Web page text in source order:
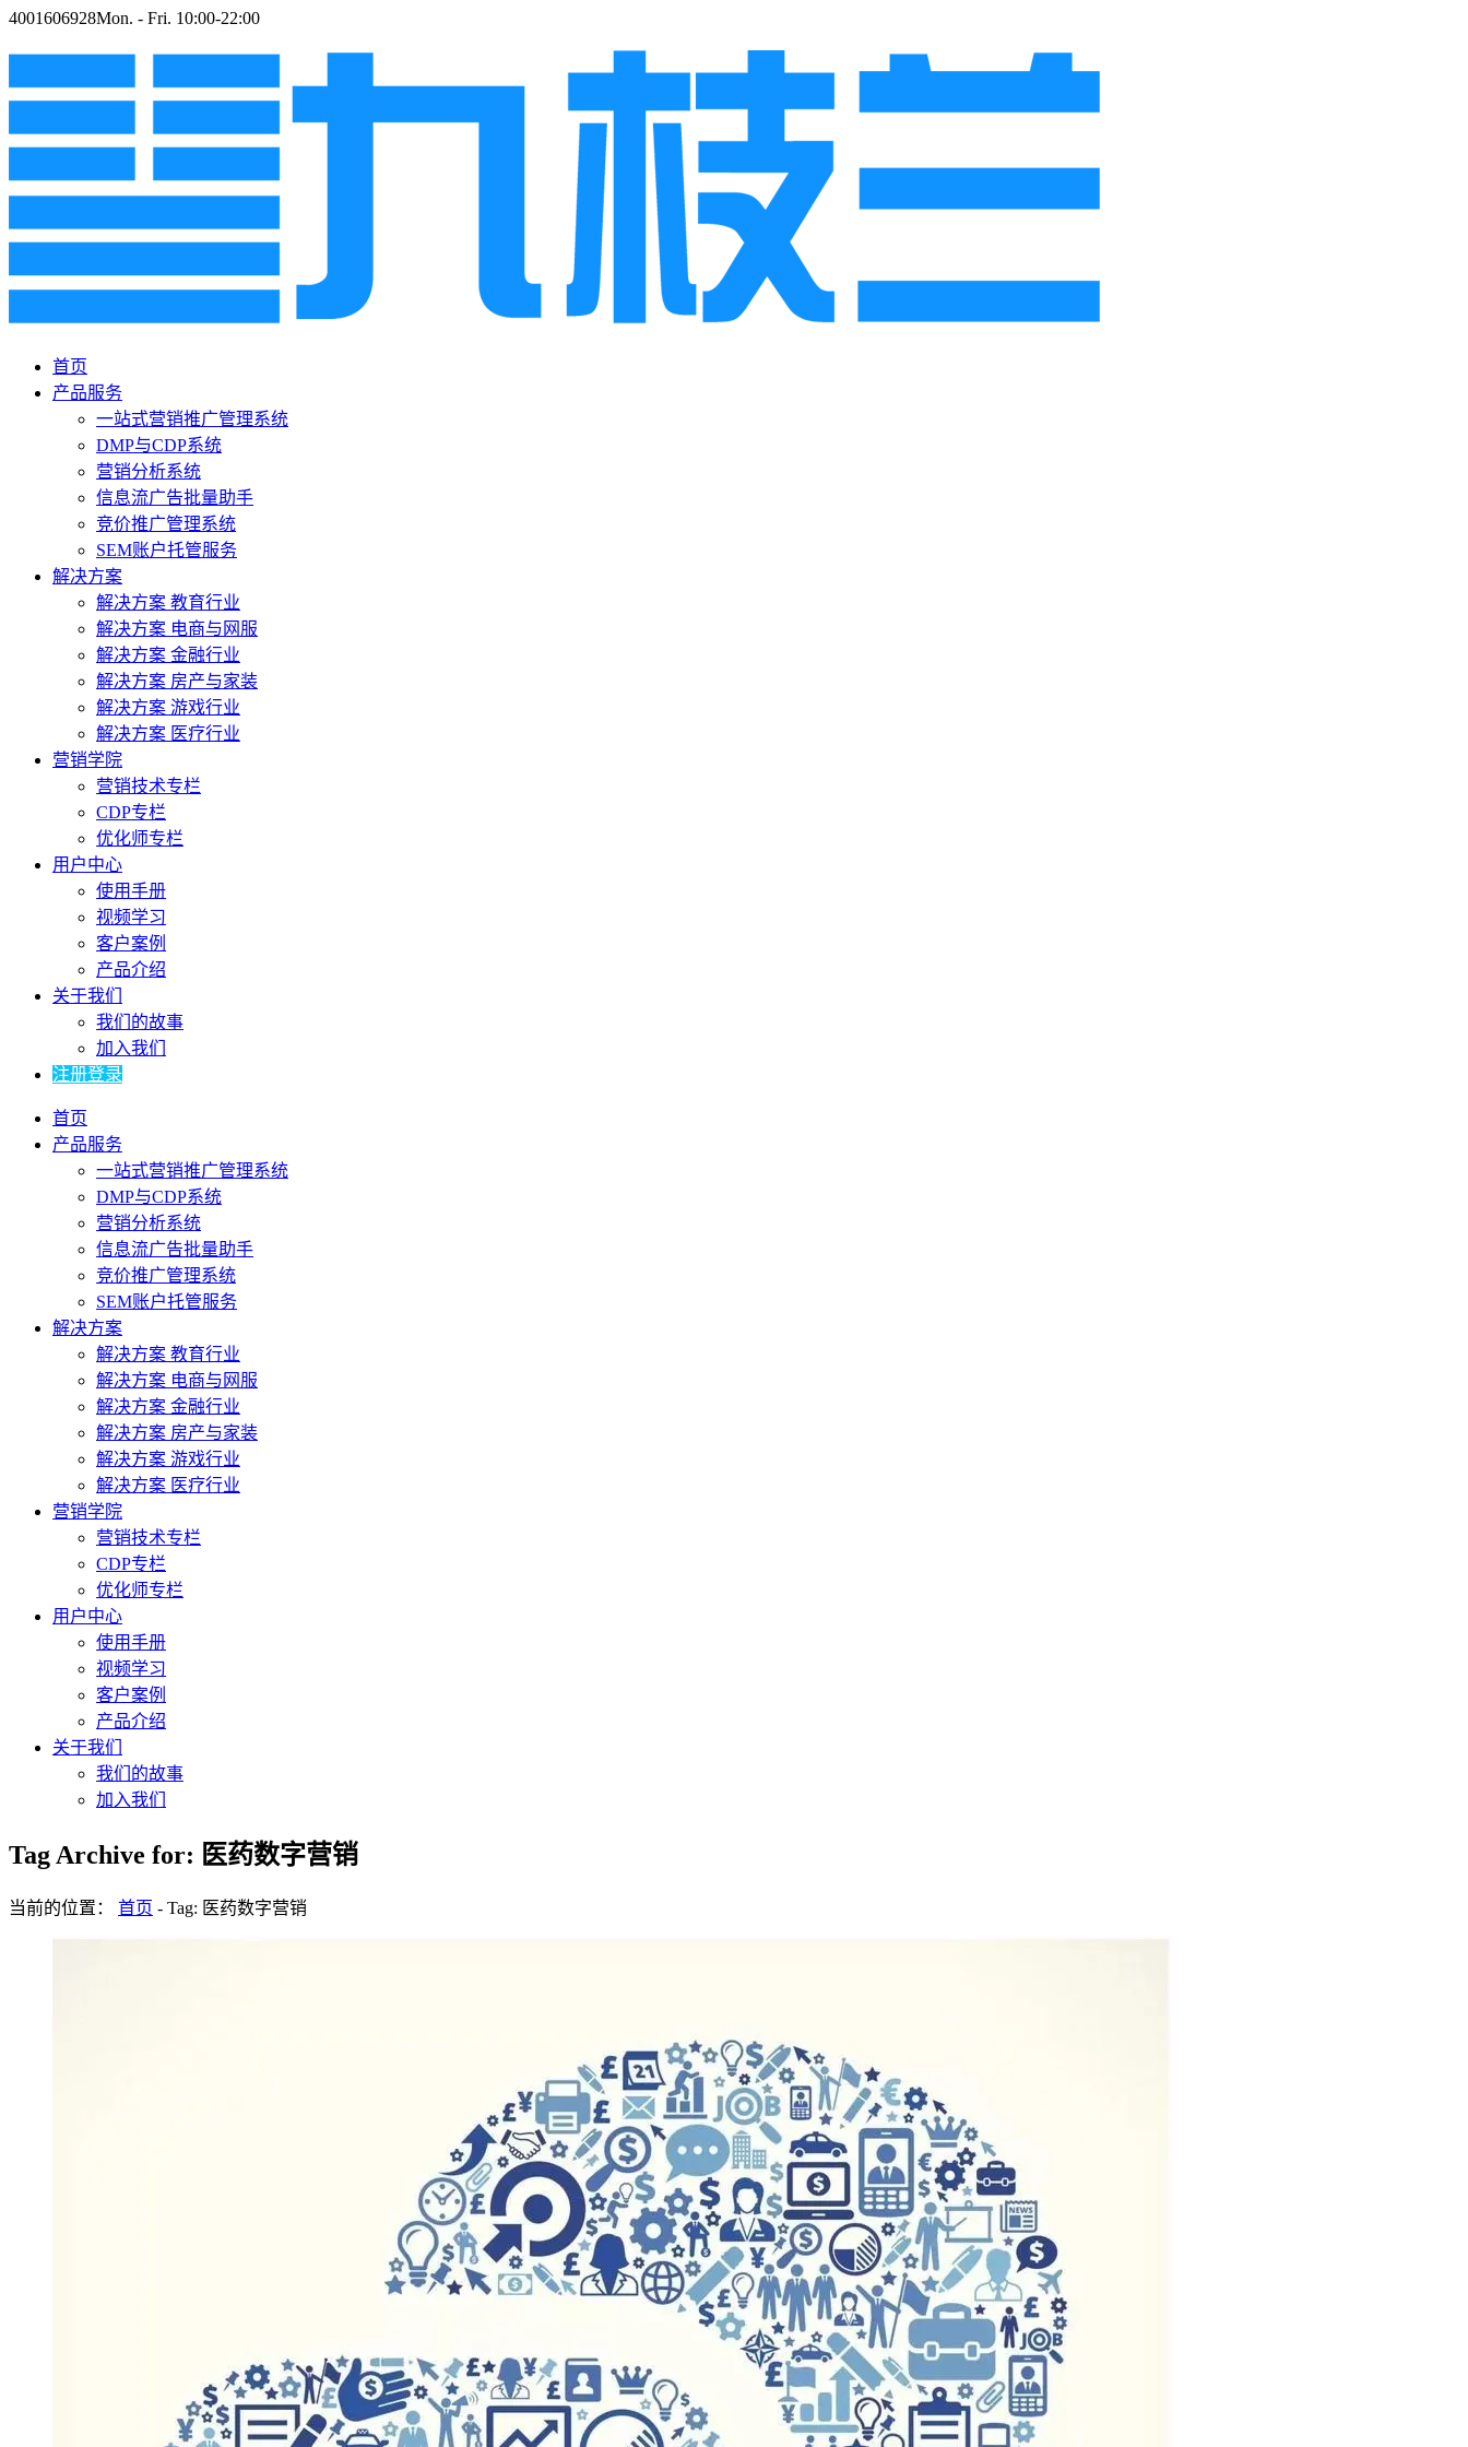
4001606928Mon. - Fri. 10:00-22:00
首页
产品服务
一站式营销推广管理系统
DMP与CDP系统
营销分析系统
信息流广告批量助手
竞价推广管理系统
SEM账户托管服务
解决方案
解决方案 教育行业
解决方案 电商与网服
解决方案 金融行业
解决方案 房产与家装
解决方案 游戏行业
解决方案 医疗行业
营销学院
营销技术专栏
CDP专栏
优化师专栏
用户中心
使用手册
视频学习
客户案例
产品介绍
关于我们
我们的故事
加入我们
注册登录
首页
产品服务
一站式营销推广管理系统
DMP与CDP系统
营销分析系统
信息流广告批量助手
竞价推广管理系统
SEM账户托管服务
解决方案
解决方案 教育行业
解决方案 电商与网服
解决方案 金融行业
解决方案 房产与家装
解决方案 游戏行业
解决方案 医疗行业
营销学院
营销技术专栏
CDP专栏
优化师专栏
用户中心
使用手册
视频学习
客户案例
产品介绍
关于我们
我们的故事
加入我们
Tag Archive for: 医药数字营销
当前的位置： 首页 - Tag: 医药数字营销